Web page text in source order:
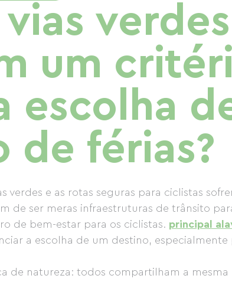
vias verdes
um
escolha
de férias?
verdes e as rotas seguras para ciclistas
de ser meras infraestruturas de trânsito
de bem-estar para os ciclistas. principal
a escolha de um destino, especialmente
de natureza: todos compartilham a mesma